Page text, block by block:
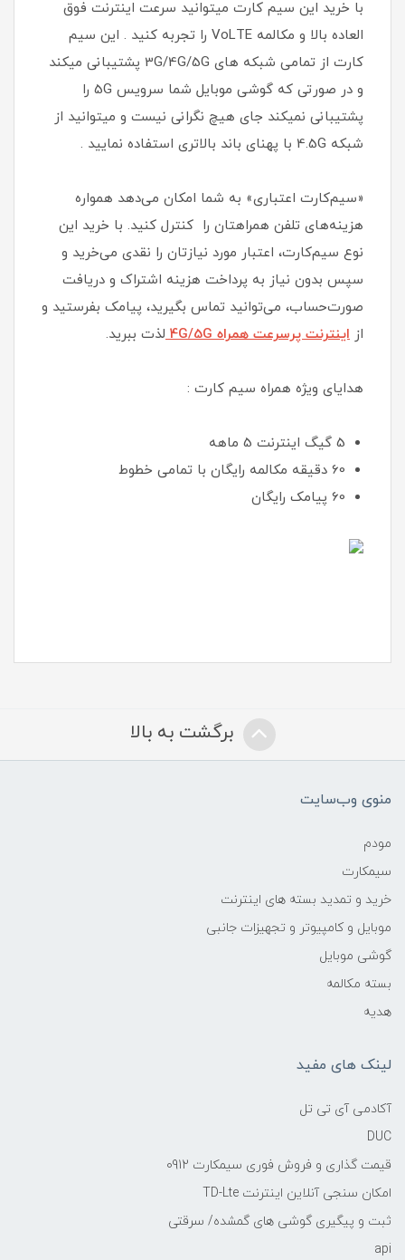
با خرید این سیم کارت میتوانید سرعت اینترنت فوق
العاده بالا و مکالمه VoLTE را تجربه کنید . این سیم
کارت از تمامی شبکه های 3G/4G/5G پشتیبانی میکند
و در صورتی که گوشی موبایل شما سرویس 5G را
پشتیبانی نمیکند جای هیچ نگرانی نیست و میتوانید از
شبکه 4.5G با پهنای باند بالاتری استفاده نمایید .
«سیم‌کارت اعتباری» به شما امکان می‌دهد همواره
هزینه‌های تلفن همراهتان را کنترل کنید. با خرید این
نوع سیم‌کارت، اعتبار مورد نیازتان را نقدی می‌خرید و
سپس بدون نیاز به پرداخت هزینه اشتراک و دریافت
صورت‌حساب، می‌توانید تماس بگیرید، پیامک بفرستید و
از اینترنت پرسرعت همراه 4G/5G لذت ببرید.
هدایای ویژه همراه سیم کارت :
5 گیگ اینترنت 5 ماهه
60 دقیقه مکالمه رایگان با تمامی خطوط
60 پیامک رایگان
برگشت به بالا
منوی وب‌سایت
مودم
سیمکارت
خرید و تمدید بسته های اینترنت
موبایل و کامپیوتر و تجهیزات جانبی
گوشی موبایل
بسته مکالمه
هدیه
لینک های مفید
آکادمی آی تی تل
DUC
قیمت گذاری و فروش فوری سیمکارت 0912
امکان سنجی آنلاین اینترنت TD-Lte
ثبت و پیگیری گوشی های گمشده/ سرقتی
api